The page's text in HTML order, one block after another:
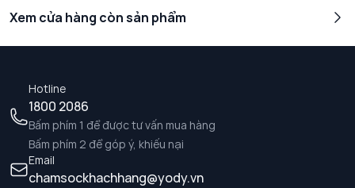
Xem cửa hàng còn sản phẩm
Hotline
1800 2086
Bấm phím 1 để được tư vấn mua hàng
Bấm phím 2 để góp ý, khiếu nại
Email
chamsockhachhang@yody.vn